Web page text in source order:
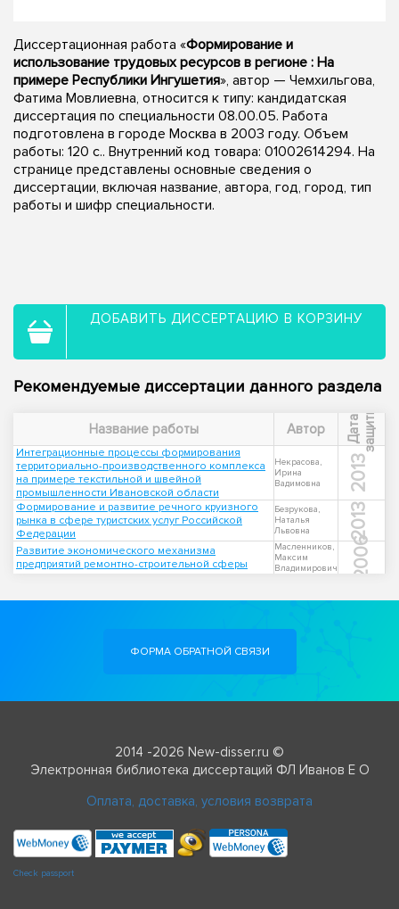
Диссертационная работа «Формирование и
использование трудовых ресурсов в регионе : На
примере Республики Ингушетия», автор — Чемхильгова,
Фатима Мовлиевна, относится к типу: кандидатская
диссертация по специальности 08.00.05. Работа
подготовлена в городе Москва в 2003 году. Объем
работы: 120 с.. Внутренний код товара: 01002614294. На
странице представлены основные сведения о
диссертации, включая название, автора, год, город, тип
работы и шифр специальности.
ДОБАВИТЬ ДИССЕРТАЦИЮ В КОРЗИНУ
Рекомендуемые диссертации данного раздела
Название работы Автор Д
а
т
а
з
а
щ
и
т ы
Интеграционные процессы формирования
территориально-производственного комплекса
на примере текстильной и швейной
промышленности Ивановской области
Некрасова,
Ирина
Вадимовна
2013
Формирование и развитие речного круизного
рынка в сфере туристских услуг Российской
Федерации
Безрукова,
Наталья
Львовна
2013
Развитие экономического механизма
предприятий ремонтно-строительной сферы
Масленников,
Максим
Владимирович
2006
ФОРМА ОБРАТНОЙ СВЯЗИ
2014 -2026 New-disser.ru ©
Электронная библиотека диссертаций ФЛ Иванов Е О
Оплата, доставка, условия возврата
Check passport